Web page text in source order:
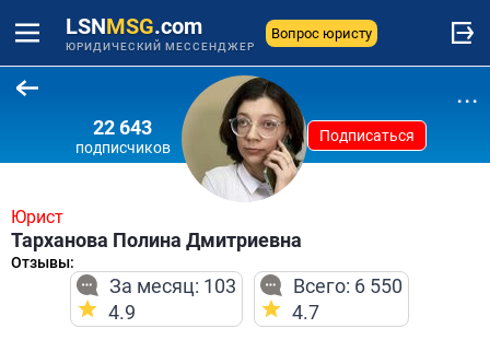
LSNMSG.com
ЮРИДИЧЕСКИЙ МЕССЕНДЖЕР
Вопрос юристу
22 643
подписчиков
Подписаться
...
Юрист
Тарханова Полина Дмитриевна
Отзывы:
За месяц: 103
4.9
Всего: 6 550
4.7